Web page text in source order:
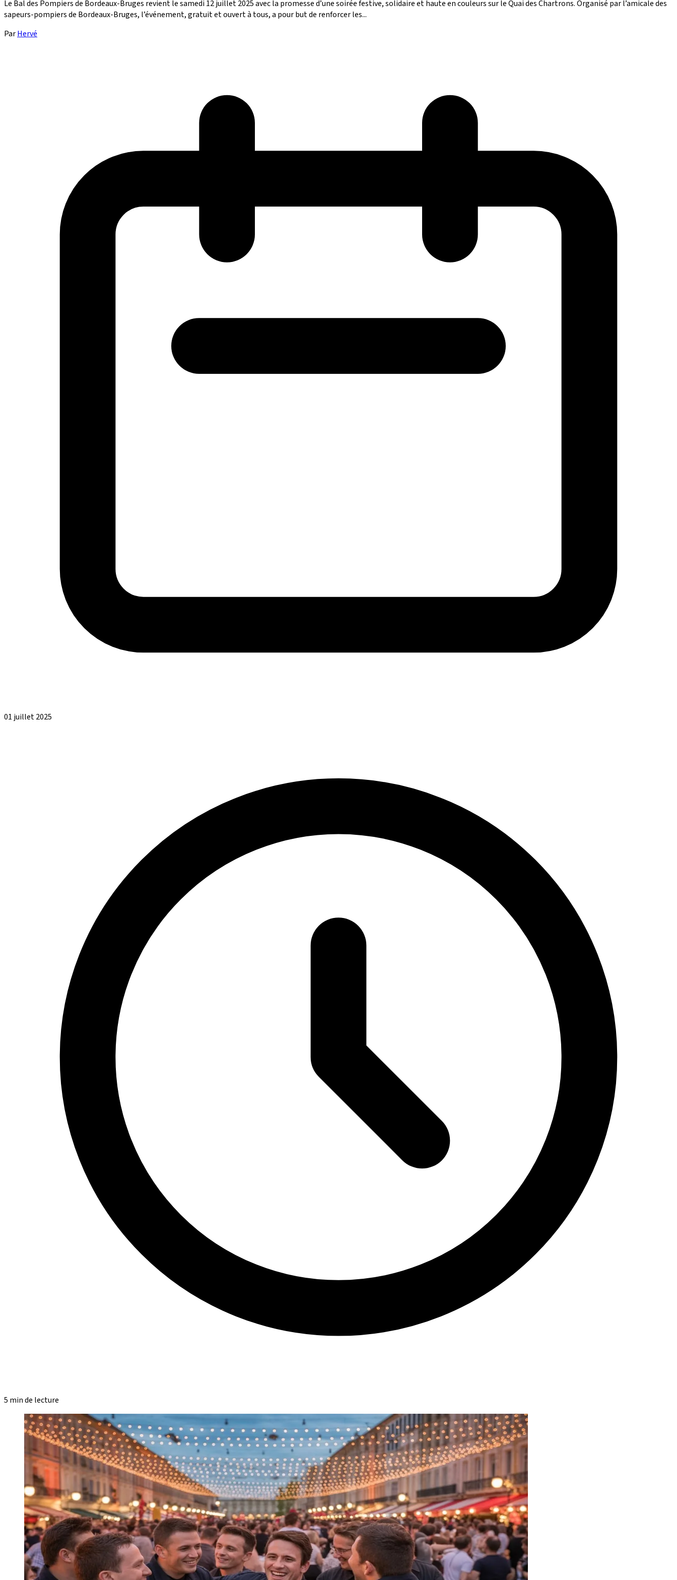
Le Bal des Pompiers de Bordeaux-Bruges revient le samedi 12 juillet 2025 avec la promesse d’une soirée festive, solidaire et haute en couleurs sur le Quai des Chartrons. Organisé par l’amicale des
sapeurs-pompiers de Bordeaux-Bruges, l’événement, gratuit et ouvert à tous, a pour but de renforcer les...
ParHervé
01 juillet 2025
5 min de lecture